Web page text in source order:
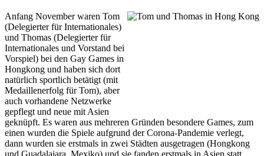
Anfang November waren Tom
(Delegierter für Internationales)
und Thomas (Delegierter für
Internationales und Vorstand bei
Vorspiel) bei den Gay Games in
Hongkong und haben sich dort
natürlich sportlich betätigt (mit
Medaillenerfolg für Tom), aber
auch vorhandene Netzwerke
gepflegt und neue mit Asien
geknüpft. Es waren aus mehreren Gründen besondere Games, zum
einen wurden die Spiele aufgrund der Corona-Pandemie verlegt,
dann wurden sie erstmals in zwei Städten ausgetragen (Hongkong
und Guadalajara, Mexiko) und sie fanden erstmals in Asien statt.